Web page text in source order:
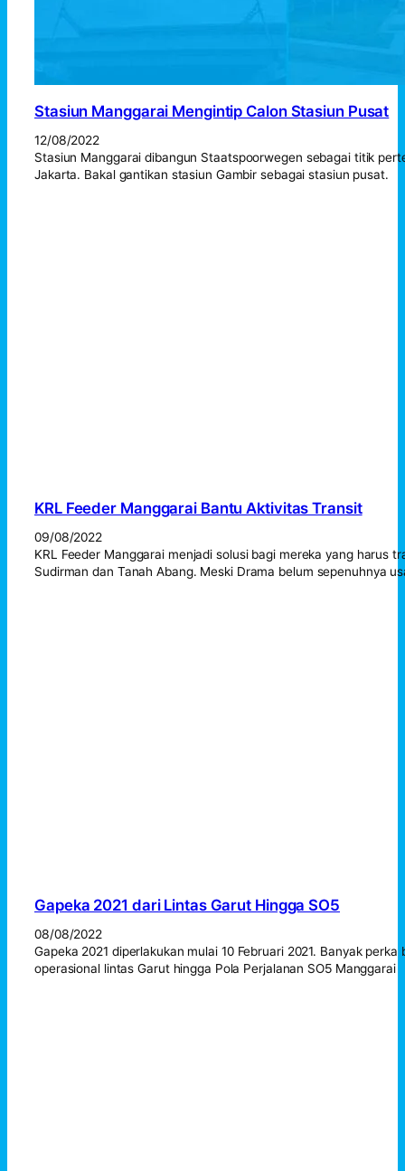
Stasiun Manggarai Mengintip Calon Stasiun Pusat
12/08/2022
Stasiun Manggarai dibangun Staatspoorwegen sebagai titik
Jakarta. Bakal gantikan stasiun Gambir sebagai stasiun pusat.
KRL Feeder Manggarai Bantu Aktivitas Transit
09/08/2022
KRL Feeder Manggarai menjadi solusi bagi mereka yang harus
Sudirman dan Tanah Abang. Meski Drama belum sepenuhnya
Gapeka 2021 dari Lintas Garut Hingga SO5
08/08/2022
Gapeka 2021 diperlakukan mulai 10 Februari 2021. Banyak perka
operasional lintas Garut hingga Pola Perjalanan SO5 Manggarai